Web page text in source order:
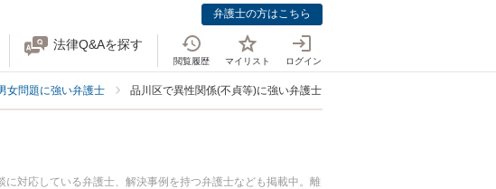
弁護士の方はこちら
法律Q&Aを探す
閲覧履歴 マイリスト ログイン
女問題に強い弁護士 品川区で異性関係(不貞等)に強い弁護士
対応している弁護士、解決事例を持つ弁護士なども掲載中。離